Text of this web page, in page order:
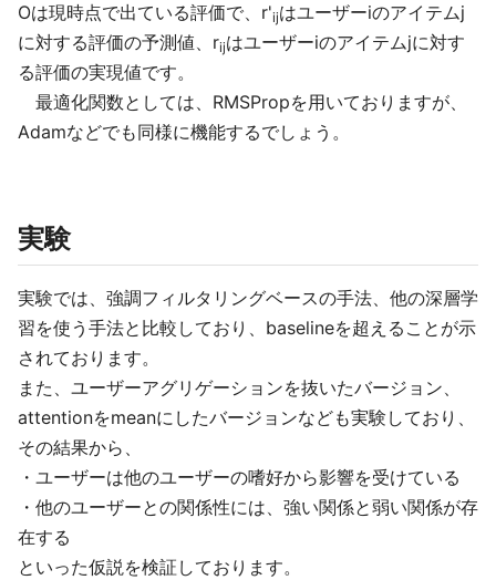
Oは現時点で出ている評価で、r'ijはユーザーiのアイテムj
に対する評価の予測値、rijはユーザーiのアイテムjに対す
る評価の実現値です。
最適化関数としては、RMSPropを用いておりますが、
Adamなどでも同様に機能するでしょう。
実験
実験では、強調フィルタリングベースの手法、他の深層学
習を使う手法と比較しており、baselineを超えることが示
されております。
また、ユーザーアグリゲーションを抜いたバージョン、
attentionをmeanにしたバージョンなども実験しており、
その結果から、
・ユーザーは他のユーザーの嗜好から影響を受けている
・他のユーザーとの関係性には、強い関係と弱い関係が存
在する
といった仮説を検証しております。